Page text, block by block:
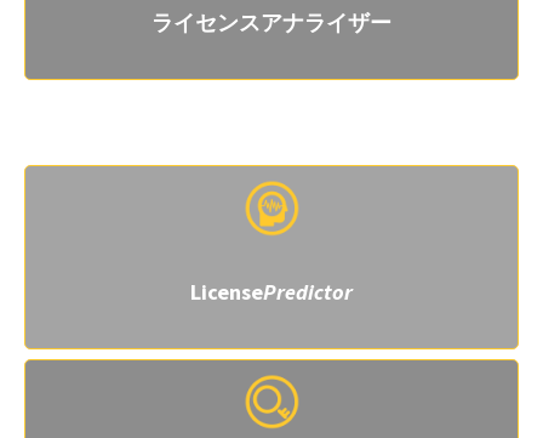
ライセンスアナライザー
LicensePredictor